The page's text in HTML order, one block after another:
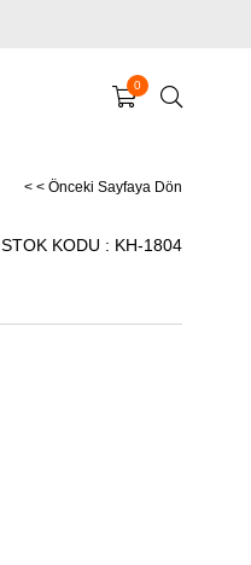
0
< < Önceki Sayfaya Dön
STOK KODU KH-1804